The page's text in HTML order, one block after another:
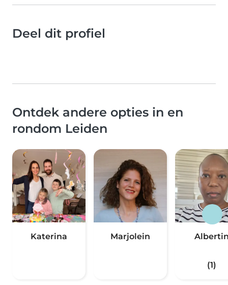
Deel dit profiel
Ontdek andere opties in en
rondom Leiden
Katerina Marjolein
(1)